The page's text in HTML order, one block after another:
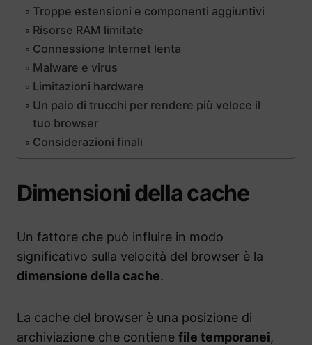
Troppe estensioni e componenti aggiuntivi
Risorse RAM limitate
Connessione Internet lenta
Malware e virus
Limitazioni hardware
Un paio di trucchi per rendere più veloce il
tuo browser
Considerazioni finali
Dimensioni della cache
Un fattore che può influire in modo
significativo sulla velocità del browser è la
dimensione della cache.
La cache del browser è una posizione di
archiviazione che contiene file temporanei,